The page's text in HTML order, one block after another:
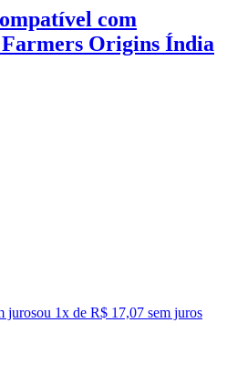
com
Farmers Origins Índia
jurosou 1x de R$ 17,07 sem juros